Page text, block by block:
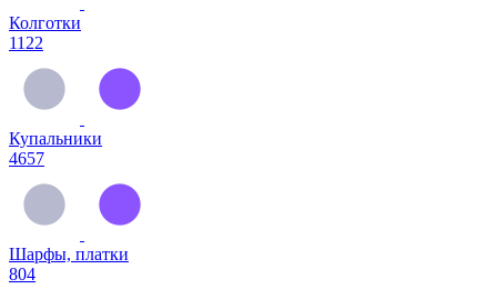
Колготки
1122
Купальники
4657
Шарфы, платки
804